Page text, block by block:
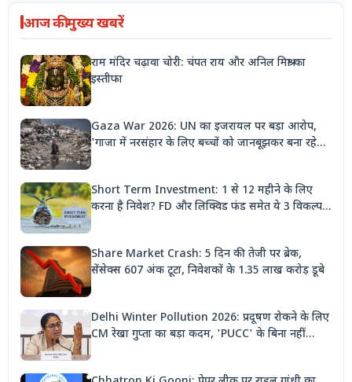
आज की मुख्य खबरें
राम मंदिर चढ़ावा चोरी: चंपत राय और अनिल मिश्रा का
इस्तीफा
Gaza War 2026: UN का इजरायल पर बड़ा आरोप,
'गाजा में नरसंहार के लिए बच्चों को जानबूझकर बना रहे
Short Term Investment: 1 से 12 महीने के लिए
करना है निवेश? FD और लिक्विड फंड समेत ये 3 विकल्प
Share Market Crash: 5 दिन की तेजी पर ब्रेक,
सेंसेक्स 607 अंक टूटा, निवेशकों के 1.35 लाख करोड़ डूबे
Delhi Winter Pollution 2026: प्रदूषण रोकने के लिए
CM रेखा गुप्ता का बड़ा कदम, 'PUCC' के बिना नहीं